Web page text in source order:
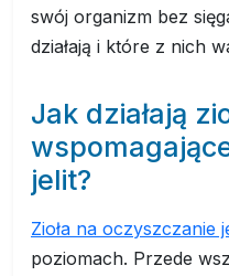
swój organizm bez
działają i które z nich
Jak działają
jelit?
Zioła na oczyszczanie
poziomach. Przede